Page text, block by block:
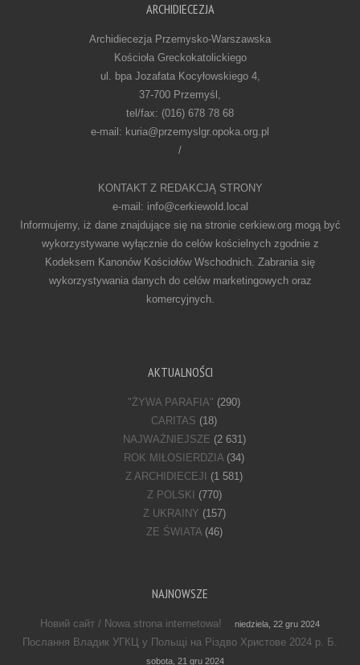
ARCHIDIECEZJA
Archidiecezja Przemysko-Warszawska
Kościoła Greckokatolickiego
ul. bpa Jozafata Kocyłowskiego 4,
37-700 Przemyśl,
tel/fax: (016) 678 78 68
e-mail: kuria@przemyslgr.opoka.org.pl
/
KONTAKT Z REDAKCJĄ STRONY
e-mail: info@cerkiewold.local
Informujemy, iż dane znajdujące się na stronie cerkiew.org mogą być
wykorzystywane wyłącznie do celów kościelnych zgodnie z
Kodeksem Kanonów Kościołów Wschodnich. Zabrania się
wykorzystywania danych do celów marketingowych oraz
komercyjnych.
AKTUALNOŚCI
"ŻYWA PARAFIA" (290)
CARITAS (18)
NAJWAŻNIEJSZE (2 631)
ROK MIŁOSIERDZIA(34)
Z ARCHIDIECEJI
(1 581)
Z POLSKI
(770)
Z UKRAINY (157)
ZE ŚWIATA(46)
NAJNOWSZE
Новий сайт / Nowa strona internetowa! niedziela, 22 gru 2024
Послання Владик УГКЦ у Польщі на Різдво Христове 2024 р. Б.
sobota, 21 gru 2024